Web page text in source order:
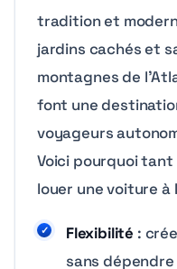
tradition et
jardins cachés et
montagnes de
font une
voyageurs
Voici pourquoi
louer une voiture à
Flexibilité :
sans